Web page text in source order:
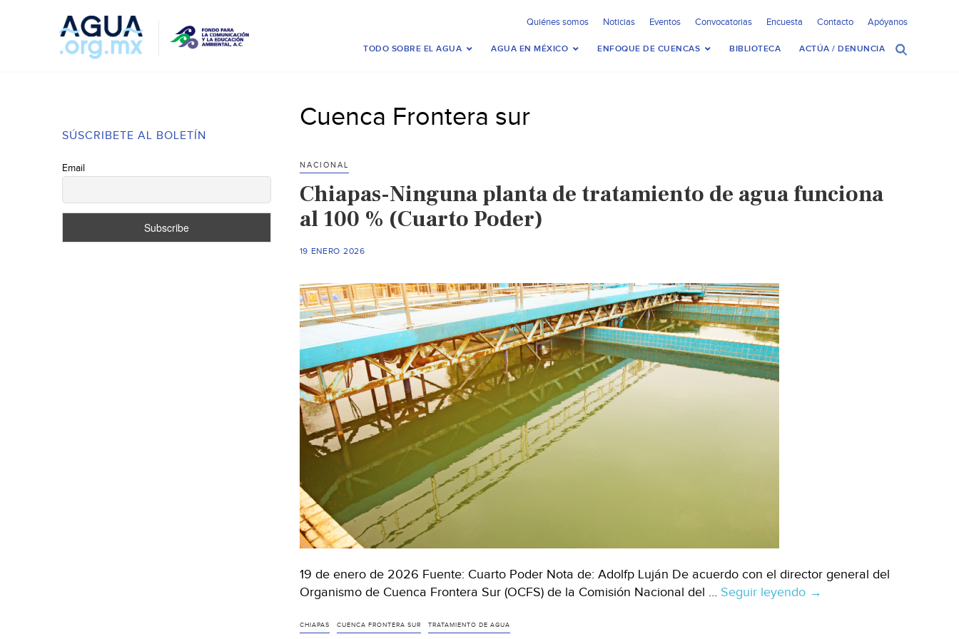
Quiénes somos Noticias Eventos Convocatorias Encuesta Contacto Apóyanos
TODO SOBRE EL AGUA AGUA EN MÉXICO ENFOQUE DE CUENCAS BIBLIOTECA ACTÚA / DENUNCIA
SÚSCRIBETE AL BOLETÍN
Email
Cuenca Frontera sur
NACIONAL
Chiapas-Ninguna planta de tratamiento de agua funciona
al 100 % (Cuarto Poder)
19 ENERO 2026
19 de enero de 2026 Fuente: Cuarto Poder Nota de: Adolfp Luján De acuerdo con el director general del
Organismo de Cuenca Frontera Sur (OCFS) de la Comisión Nacional del … Seguir leyendo Chiapas-
→
CHIAPAS CUENCA FRONTERA SUR TRATAMIENTO DE AGUA